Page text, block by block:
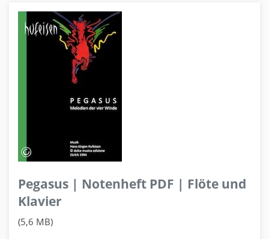
Pegasus | Notenheft PDF | Flöte und
Klavier
(5,6 MB)